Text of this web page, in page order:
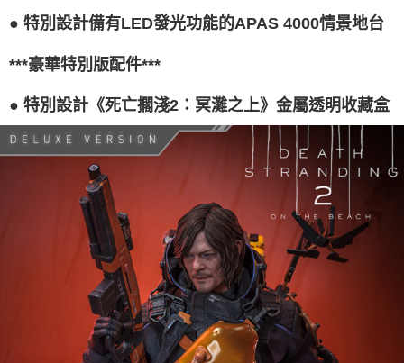
● 特別設計備有LED發光功能的APAS 4000情景地台
***豪華特別版配件***
● 特別設計《死亡擱淺2：冥灘之上》金屬透明收藏盒